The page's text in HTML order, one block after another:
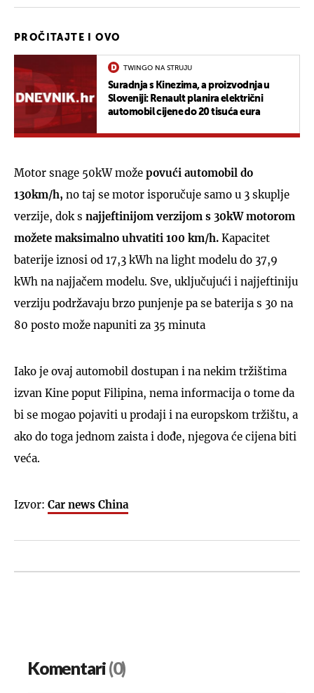
PROČITAJTE I OVO
TWINGO NA STRUJU
Suradnja s Kinezima, a proizvodnja u
Sloveniji: Renault planira električni
automobil cijene do 20 tisuća eura
Motor snage 50kW može povući automobil do
130km/h, no taj se motor isporučuje samo u 3 skuplje
verzije, dok s najjeftinijom verzijom s 30kW motorom
možete maksimalno uhvatiti 100 km/h. Kapacitet
baterije iznosi od 17,3 kWh na light modelu do 37,9
kWh na najjačem modelu. Sve, uključujući i najjeftiniju
verziju podržavaju brzo punjenje pa se baterija s 30 na
80 posto može napuniti za 35 minuta
Iako je ovaj automobil dostupan i na nekim tržištima
izvan Kine poput Filipina, nema informacija o tome da
bi se mogao pojaviti u prodaji i na europskom tržištu, a
ako do toga jednom zaista i dođe, njegova će cijena biti
veća.
Izvor: Car news China
Komentari(0)